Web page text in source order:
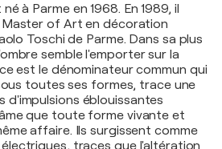
à Parme en 1968. En 1989, il
of Art en décoration
Toschi de Parme. Dans sa plus
semble l'emporter sur la
est le dénominateur commun qui
toutes ses formes, trace une
d'impulsions éblouissantes
que toute forme vivante et
affaire. Ils surgissent comme
traces que l'altération